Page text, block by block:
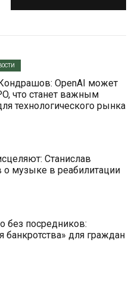
OpenAI может
что станет важным
технологического рынка
Станислав
музыке в реабилитации
без посредников:
банкротства» для граждан